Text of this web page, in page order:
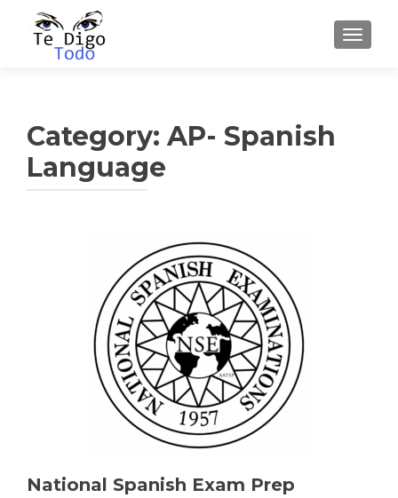
Category: AP- Spanish
Language
National Spanish Exam Prep
navigation